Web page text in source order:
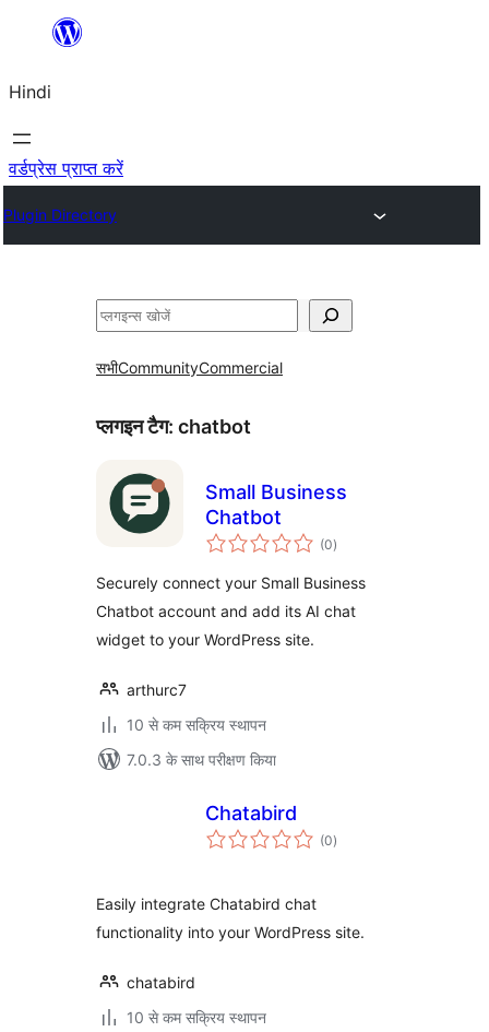
सामग्री
जाएं
Hindi
वर्डप्रेस प्राप्त करें
Plugin Directory
खोजें
सभीCommunityCommercial
प्लगइन टैग: chatbot
Small Business
Chatbot
(0कुल
दर)
Securely connect your Small Business
Chatbot account and add its AI chat
widget to your WordPress site.
arthurc7
10 से कम सक्रिय स्थापन
7.0.3 के साथ परीक्षण किया
Chatabird
(0कुल
दर)
Easily integrate Chatabird chat
functionality into your WordPress site.
chatabird
10 से कम सक्रिय स्थापन